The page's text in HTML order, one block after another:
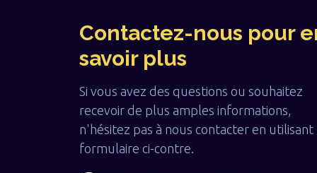
Contactez-nous pour
savoir plus
Si vous avez des questions ou souhaitez
recevoir de plus amples informations,
n'hésitez pas à nous contacter en utilisant
formulaire ci-contre.